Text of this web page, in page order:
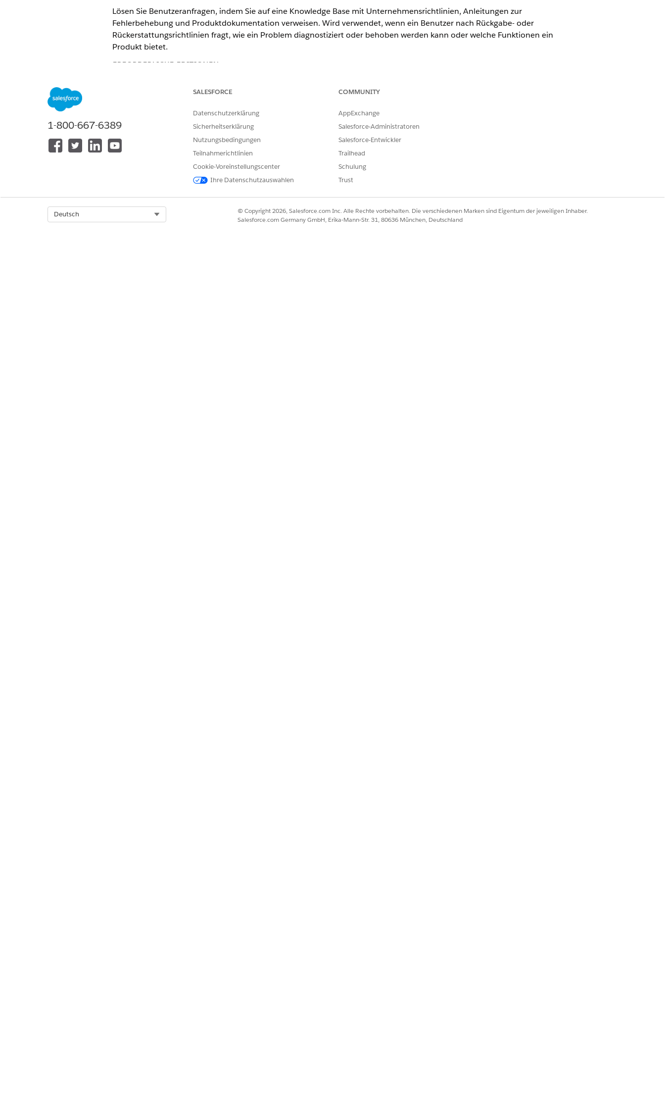
Lösen Sie Benutzeranfragen, indem Sie auf eine Knowledge Base mit Unternehmensrichtlinien, Anleitungen zur
Fehlerbehebung und Produktdokumentation verweisen. Wird verwendet, wenn ein Benutzer nach Rückgabe- oder
Rückerstattungsrichtlinien fragt, wie ein Problem diagnostiziert oder behoben werden kann oder welche Funktionen ein
Produkt bietet.
ERFORDERLICHE EDITIONEN
Verfügbarkeit: Lightning Experience
ERFORDERLICHE BENUTZERBERECHTIGUNGEN
Entsprechende Informationen finden Sie unter
API-Name
AnswerQuestionsWithKnowledge
Referenzaktionstyp
Standard
1-800-667-6389
SALESFORCE
Datenschutzerklärung
Sicherheitserklärung
Nutzungsbedingungen
Teilnahmerichtlinien
Cookie-Voreinstellungscenter
Ihre Datenschutzauswahlen
COMMUNITY
AppExchange
Salesforce-Administratoren
Salesforce-Entwickler
Trailhead
Schulung
Trust
Deutsch
© Copyright 2026, Salesforce.com Inc. Alle Rechte vorbehalten. Die verschiedenen Marken sind Eigentum der jeweiligen Inhaber.
Salesforce.com Germany GmbH, Erika-Mann-Str. 31, 80636 München, Deutschland